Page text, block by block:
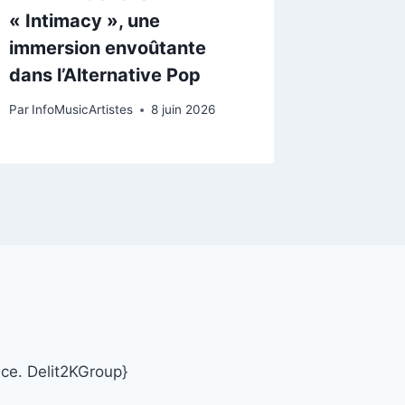
« Intimacy », une
immersion envoûtante
dans l’Alternative Pop
Par InfoMusicArtistes 8 juin 2026
Delit2KGroup}